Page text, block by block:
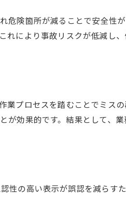
ル化の効果
る重要性
危険箇所が減ることで安全性
れにより事故リスクが低減し
業プロセスを踏むことでミス
が効果的です。結果として、
性の高い表示が誤認を減らす